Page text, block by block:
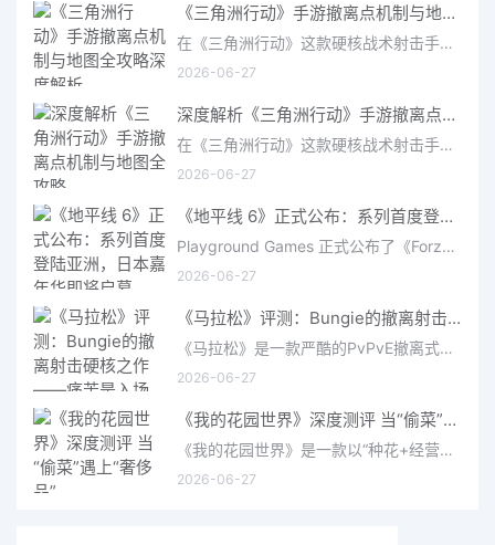
《三角洲行动》手游撤离点机制与地图全攻略深度解析
在《三角洲行动》这款硬核战术射击手游中，撤离是每位干员行动的核心目标。无论你在战场中搜刮了多少高价值物
2026-06-27
深度解析《三角洲行动》手游撤离点机制与地图全攻略
在《三角洲行动》这款硬核战术射击手游中，撤离是每位干员行动的核心目标。无论你在战场中搜刮了多少高价值物
2026-06-27
《地平线 6》正式公布：系列首度登陆亚洲，日本嘉年华即将启幕
Playground Games 正式公布了《Forza Horizon 6》，这次备受赞誉的地平线嘉年华将首次驶入亚洲，落户日本。玩家
2026-06-27
《马拉松》评测：Bungie的撤离射击硬核之作——痛苦是入场券，回报是顶级的
《马拉松》是一款严酷的PvPvE撤离式射击游戏，现已登陆PS5、Xbox Series X/S和PC。它继承了Bungie上世纪90年
2026-06-27
《我的花园世界》深度测评 当“偷菜”遇上“奢侈品”
《我的花园世界》是一款以“种花+经营+社交”为核心的模拟经营类手游。游戏将玩家置于一个古风花园环境中，扮
2026-06-27